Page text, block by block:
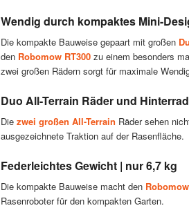
Wendig durch kompaktes Mini-
Die kompakte Bauweise gepaart mit großen
den Robomow RT300 zu einem besonders
zwei großen Rädern sorgt für maximale
Duo All-Terrain Räder und
Die zwei großen All-Terrain Räder sehen
ausgezeichnete Traktion auf der Rasenfläche.
Federleichtes Gewicht | nur 6,7 kg
Die kompakte Bauweise macht den Robomow
Rasenroboter für den kompakten Garten.